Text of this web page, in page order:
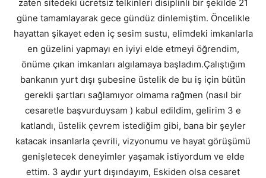
zaten sitedeki ücretsiz telkinleri disiplinli bir şekilde 21
güne tamamlayarak gece gündüz dinlemiştim. Öncelikle
hayattan şikayet eden iç sesim sustu, elimdeki imkanlarla
en güzelini yapmayı en iyiyi elde etmeyi öğrendim,
önüme çıkan imkanları algılamaya başladım.Çalıştığım
bankanın yurt dışı şubesine üstelik de bu iş için bütün
gerekli şartları sağlamıyor olmama rağmen (nasıl bir
cesaretle başvurduysam ) kabul edildim, gelirim 3 e
katlandı, üstelik çevrem istediğim gibi, bana bir şeyler
katacak insanlarla çevrili, vizyonumu ve hayat görüşümü
genişletecek deneyimler yaşamak istiyordum ve elde
ettim. 3 aydır yurt dışındayım, Eskiden olsa cesaret